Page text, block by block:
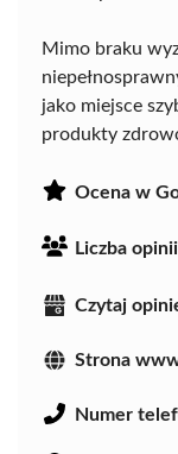
Mimo braku
jako miejsce
produkty
Ocena w
Liczba
Czytaj
Strona
Numer